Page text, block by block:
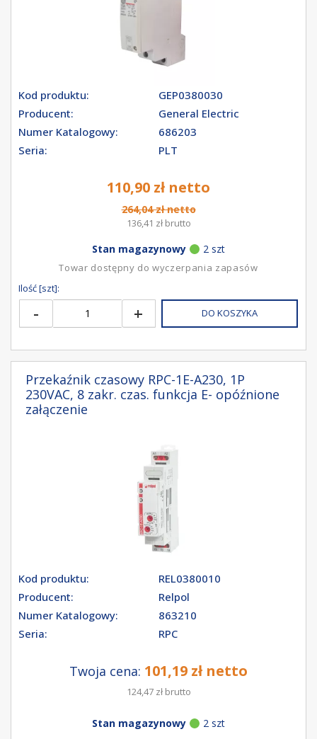
Kod produktu:
GEP0380030
Producent:
General Electric
Numer Katalogowy:
686203
Seria:
PLT
110,90 zł netto
264,04 zł netto
136,41 zł brutto
Stan magazynowy 2 szt
Towar dostępny do wyczerpania zapasów
Ilość [szt]:
- + DO KOSZYKA
Przekaźnik czasowy RPC-1E-A230, 1P
230VAC, 8 zakr. czas. funkcja E- opóźnione
załączenie
Kod produktu:
REL0380010
Producent:
Relpol
Numer Katalogowy:
863210
Seria:
RPC
Twoja cena: 101,19 zł netto
124,47 zł brutto
Stan magazynowy 2 szt